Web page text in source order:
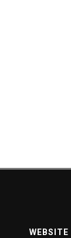
WEBSITE